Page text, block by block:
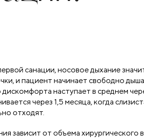
санации, носовое дыхание
и пациент начинает свободно
наступает в среднем
через 1,5 месяца, когда
отходят.
зависит от объема хирургического